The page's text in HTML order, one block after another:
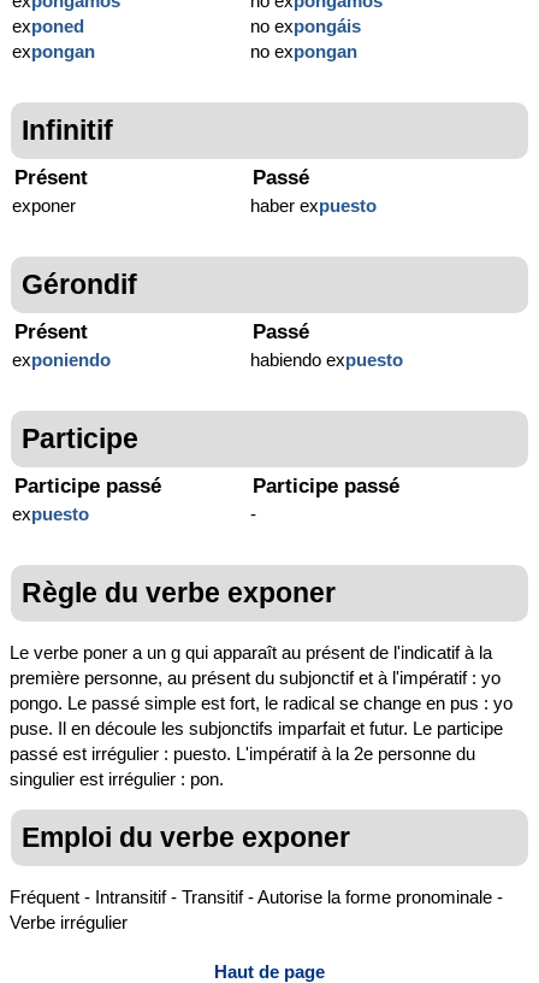
exponed
expongan
no expongáis
no expongan
Infinitif
Présent
exponer
Passé
haber expuesto
Gérondif
Présent
exponiendo
Passé
habiendo expuesto
Participe
Participe passé
expuesto
Participe passé
-
Règle du verbe exponer
Le verbe poner a un g qui apparaît au présent de l'indicatif à la
première personne, au présent du subjonctif et à l'impératif : yo
pongo. Le passé simple est fort, le radical se change en pus : yo
puse. Il en découle les subjonctifs imparfait et futur. Le participe
passé est irrégulier : puesto. L'impératif à la 2e personne du
singulier est irrégulier : pon.
Emploi du verbe exponer
Fréquent - Intransitif - Transitif - Autorise la forme pronominale -
Verbe irrégulier
Haut de page